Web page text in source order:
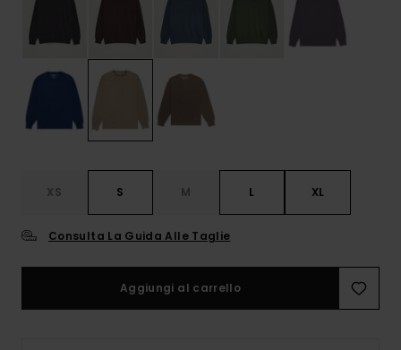
XS S M L XL
Consulta La Guida Alle Taglie
Aggiungi al carrello